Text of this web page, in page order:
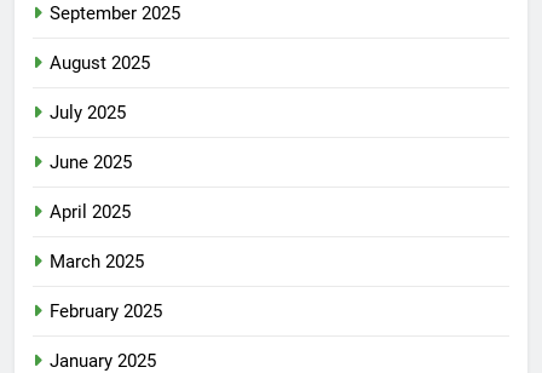
September 2025
August 2025
July 2025
June 2025
April 2025
March 2025
February 2025
January 2025